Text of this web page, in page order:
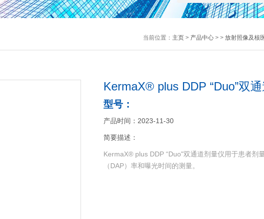
当前位置： 主页> 产品中心> > 放射照像及核
KermaX® plus DDP “Duo”双
型号：
产品时间：2023-11-30
简要描述：
KermaX® plus DDP “Duo"双通道剂量仪用于患者剂
（DAP）率和曝光时间的测量。